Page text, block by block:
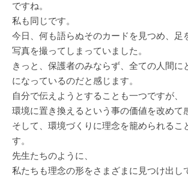
ですね。
私も同じです。
今日、何も語らぬそのカードを見つめ、足
写真を撮ってしまっていました。
きっと、保護者のみならず、全ての人間に
になっているのだと感じます。
自分で伝えようとすることも一つですが、
環境に置き換えるという事の価値を改めて
そして、環境づくりに理念を籠められるこ
す。
先生たちのように、
私たちも理念の形をさまざまに見つけ出し